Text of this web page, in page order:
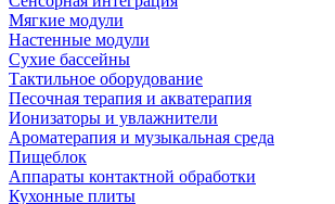
Мягкие модули
Настенные модули
Сухие бассейны
Тактильное оборудование
Песочная терапия и акватерапия
Ионизаторы и увлажнители
Ароматерапия и музыкальная среда
Пищеблок
Аппараты контактной обработки
Кухонные плиты